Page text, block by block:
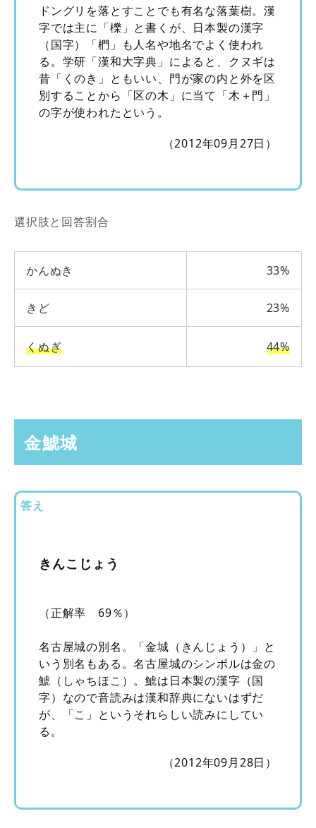
ドングリを落とすことでも有名な落葉樹。漢
字では主に「櫟」と書くが、日本製の漢字
（国字）「椚」も人名や地名でよく使われ
る。学研「漢和大字典」によると、クヌギは
昔「くのき」ともいい、門が家の内と外を区
別することから「区の木」に当て「木＋門」
の字が使われたという。
（2012年09月27日）
選択肢と回答割合
かんぬき 33%
きど 23%
くぬぎ 44%
金鯱城
答え
きんこじょう
（正解率 69％）
名古屋城の別名。「金城（きんじょう）」と
いう別名もある。名古屋城のシンボルは金の
鯱（しゃちほこ）。鯱は日本製の漢字（国
字）なので音読みは漢和辞典にないはずだ
が、「こ」というそれらしい読みにしてい
る。
（2012年09月28日）